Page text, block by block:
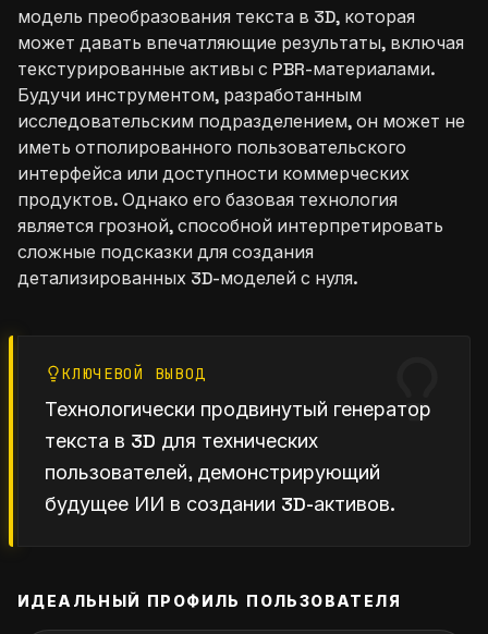
модель преобразования текста в 3D, которая
может давать впечатляющие результаты, включая
текстурированные активы с PBR-материалами.
Будучи инструментом, разработанным
исследовательским подразделением, он может не
иметь отполированного пользовательского
интерфейса или доступности коммерческих
продуктов. Однако его базовая технология
является грозной, способной интерпретировать
сложные подсказки для создания
детализированных 3D-моделей с нуля.
КЛЮЧЕВОЙ ВЫВОД
Технологически продвинутый генератор
текста в 3D для технических
пользователей, демонстрирующий
будущее ИИ в создании 3D-активов.
ИДЕАЛЬНЫЙ ПРОФИЛЬ ПОЛЬЗОВАТЕЛЯ